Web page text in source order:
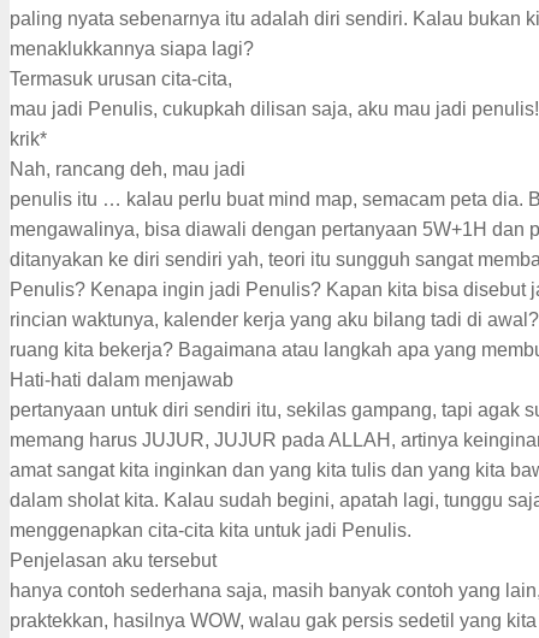
paling nyata sebenarnya itu adalah diri sendiri. Kalau bukan
menaklukkannya siapa lagi?
Termasuk urusan cita-cita,
mau jadi Penulis, cukupkah dilisan saja, aku mau jadi
krik*
Nah, rancang deh, mau jadi
penulis itu … kalau perlu buat mind map, semacam peta dia.
mengawalinya, bisa diawali dengan pertanyaan 5W+1H dan
ditanyakan ke diri sendiri yah, teori itu sungguh sangat
Penulis? Kenapa ingin jadi Penulis? Kapan kita bisa disebut
rincian waktunya, kalender kerja yang aku bilang tadi di
ruang kita bekerja? Bagaimana atau langkah apa yang
Hati-hati dalam menjawab
pertanyaan untuk diri sendiri itu, sekilas gampang, tapi agak
memang harus JUJUR, JUJUR pada ALLAH, artinya
amat sangat kita inginkan dan yang kita tulis dan yang kita
dalam sholat kita. Kalau sudah begini, apatah lagi, tunggu
menggenapkan cita-cita kita untuk jadi Penulis.
Penjelasan aku tersebut
hanya contoh sederhana saja, masih banyak contoh yang
praktekkan, hasilnya WOW, walau gak persis sedetil yang